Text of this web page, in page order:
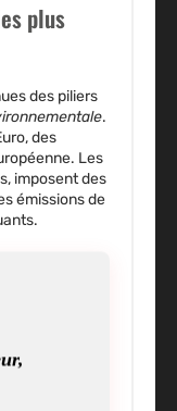
plus
des piliers
.
, des
Les
imposent des
émissions de